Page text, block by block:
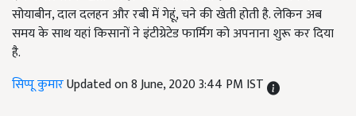
सोयाबीन, दाल दलहन और रबी में गेहूं, चने की खेती होती है. लेकिन अब
समय के साथ यहां किसानों ने इंटीग्रेटेड फार्मिग को अपनाना शुरू कर दिया
है.
सिप्पू कुमारUpdated on 8 June, 2020 3:44 PM IST